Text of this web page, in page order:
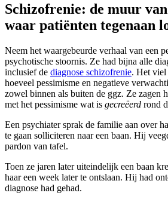
Schizofrenie: de muur
waar patiënten tegenaan
Neem het waargebeurde verhaal van een
psychotische stoornis. Ze had bijna alle
inclusief de diagnose schizofrenie. Het viel
hoeveel pessimisme en negatieve
zowel binnen als buiten de ggz. Ze zagen
met het pessimisme wat is gecreëerd rond
Een psychiater sprak de familie aan over
te gaan solliciteren naar een baan. Hij
pardon van tafel.
Toen ze jaren later uiteindelijk een baan
haar een week later te ontslaan. Hij had
diagnose had gehad.